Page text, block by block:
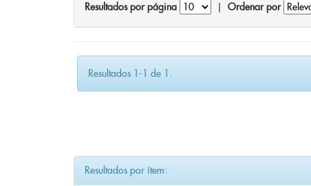
Resultados por página Ordenar por
Resultados 1-1 de 1.
Resultados por ítem: